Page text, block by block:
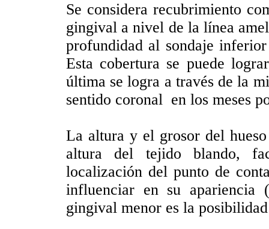
Se considera recubrimiento
gingival a nivel de la línea
profundidad al sondaje
Esta cobertura se puede
última se logra a través de la
sentido coronal en los meses
La altura y el grosor del
altura del tejido blando,
localización del punto de
influenciar en su apariencia (
gingival menor es la